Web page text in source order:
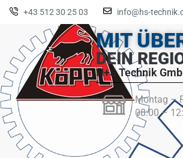
+43 512 30 25 03 info@hs-
MIT
DEIN
H+S Technik
Montag –
08:00 –